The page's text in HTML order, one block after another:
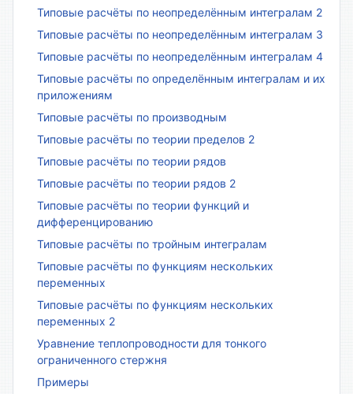
Типовые расчёты по неопределённым интегралам 2
Типовые расчёты по неопределённым интегралам 3
Типовые расчёты по неопределённым интегралам 4
Типовые расчёты по определённым интегралам и их
приложениям
Типовые расчёты по производным
Типовые расчёты по теории пределов 2
Типовые расчёты по теории рядов
Типовые расчёты по теории рядов 2
Типовые расчёты по теории функций и
дифференцированию
Типовые расчёты по тройным интегралам
Типовые расчёты по функциям нескольких
переменных
Типовые расчёты по функциям нескольких
переменных 2
Уравнение теплопроводности для тонкого
ограниченного стержня
Примеры